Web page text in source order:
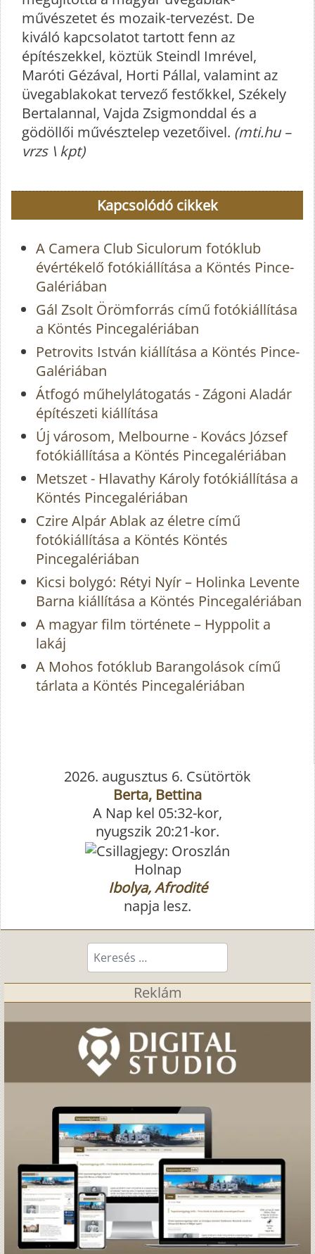
művészetet és mozaik-tervezést. De
kiváló kapcsolatot tartott fenn az
építészekkel, köztük Steindl Imrével,
Maróti Gézával, Horti Pállal, valamint az
üvegablakokat tervező festőkkel, Székely
Bertalannal, Vajda Zsigmonddal és a
gödöllői művésztelep vezetőivel. (mti.hu –
vrzs \ kpt)
Kapcsolódó cikkek
A Camera Club Siculorum fotóklub
évértékelő fotókiállítása a Köntés Pince-
Galériában
Gál Zsolt Örömforrás című fotókiállítása
a Köntés Pincegalériában
Petrovits István kiállítása a Köntés Pince-
Galériában
Átfogó műhelylátogatás - Zágoni Aladár
építészeti kiállítása
Új városom, Melbourne - Kovács József
fotókiállítása a Köntés Pincegalériában
Metszet - Hlavathy Károly fotókiállítása a
Köntés Pincegalériában
Czire Alpár Ablak az életre című
fotókiállítása a Köntés Köntés
Pincegalériában
Kicsi bolygó: Rétyi Nyír – Holinka Levente
Barna kiállítása a Köntés Pincegalériában
A magyar film története – Hyppolit a
lakáj
A Mohos fotóklub Barangolások című
tárlata a Köntés Pincegalériában
2026. augusztus 6. Csütörtök
Berta, Bettina
A Nap kel 05:32-kor,
nyugszik 20:21-kor.
Holnap
Ibolya, Afrodité
napja lesz.
Keresés...
Reklám